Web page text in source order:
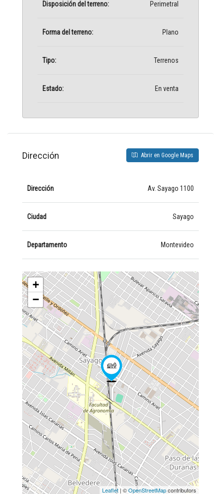
Disposición del terreno: Perimetral
Forma del terreno: Plano
Tipo: Terrenos
Estado: En venta
Dirección Abrir en Google Maps
Dirección Av. Sayago 1100
Ciudad Sayago
Departamento Montevideo
+
−
Leaflet | ©OpenStreetMapcontributors